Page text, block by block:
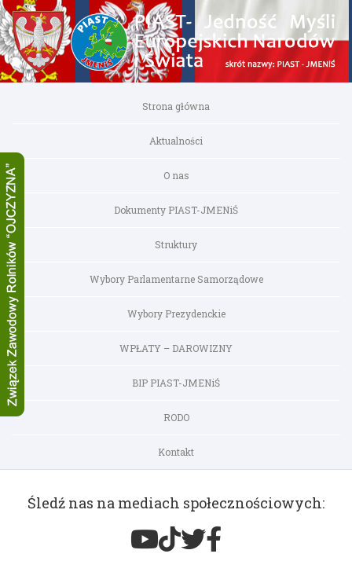
Strona główna
Aktualności
O nas
Dokumenty PIAST-JMENiŚ
Struktury
Wybory Parlamentarne Samorządowe
Wybory Prezydenckie
WPŁATY – DAROWIZNY
BIP PIAST-JMENiŚ
RODO
Kontakt
Śledź nas na mediach społecznościowych: